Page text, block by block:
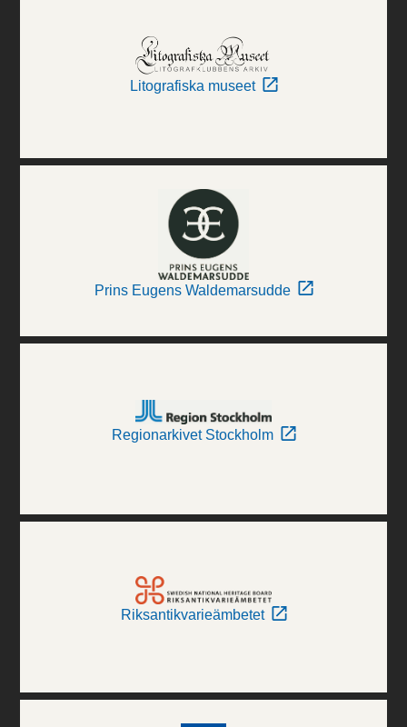
Litografiska museet
Prins Eugens Waldemarsudde
Regionarkivet Stockholm
Riksantikvarieämbetet